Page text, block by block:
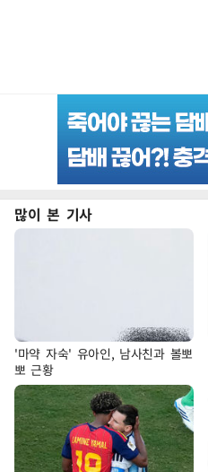
많이 본 기사
'마약 자숙' 유아인, 남사친과 볼뽀
뽀 근황